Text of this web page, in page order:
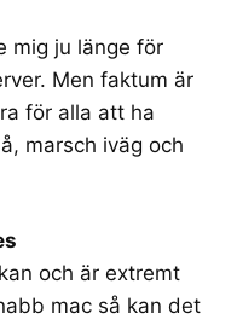
mig ju länge för
Men faktum är
för alla att ha
marsch iväg och
och är extremt
mac så kan det